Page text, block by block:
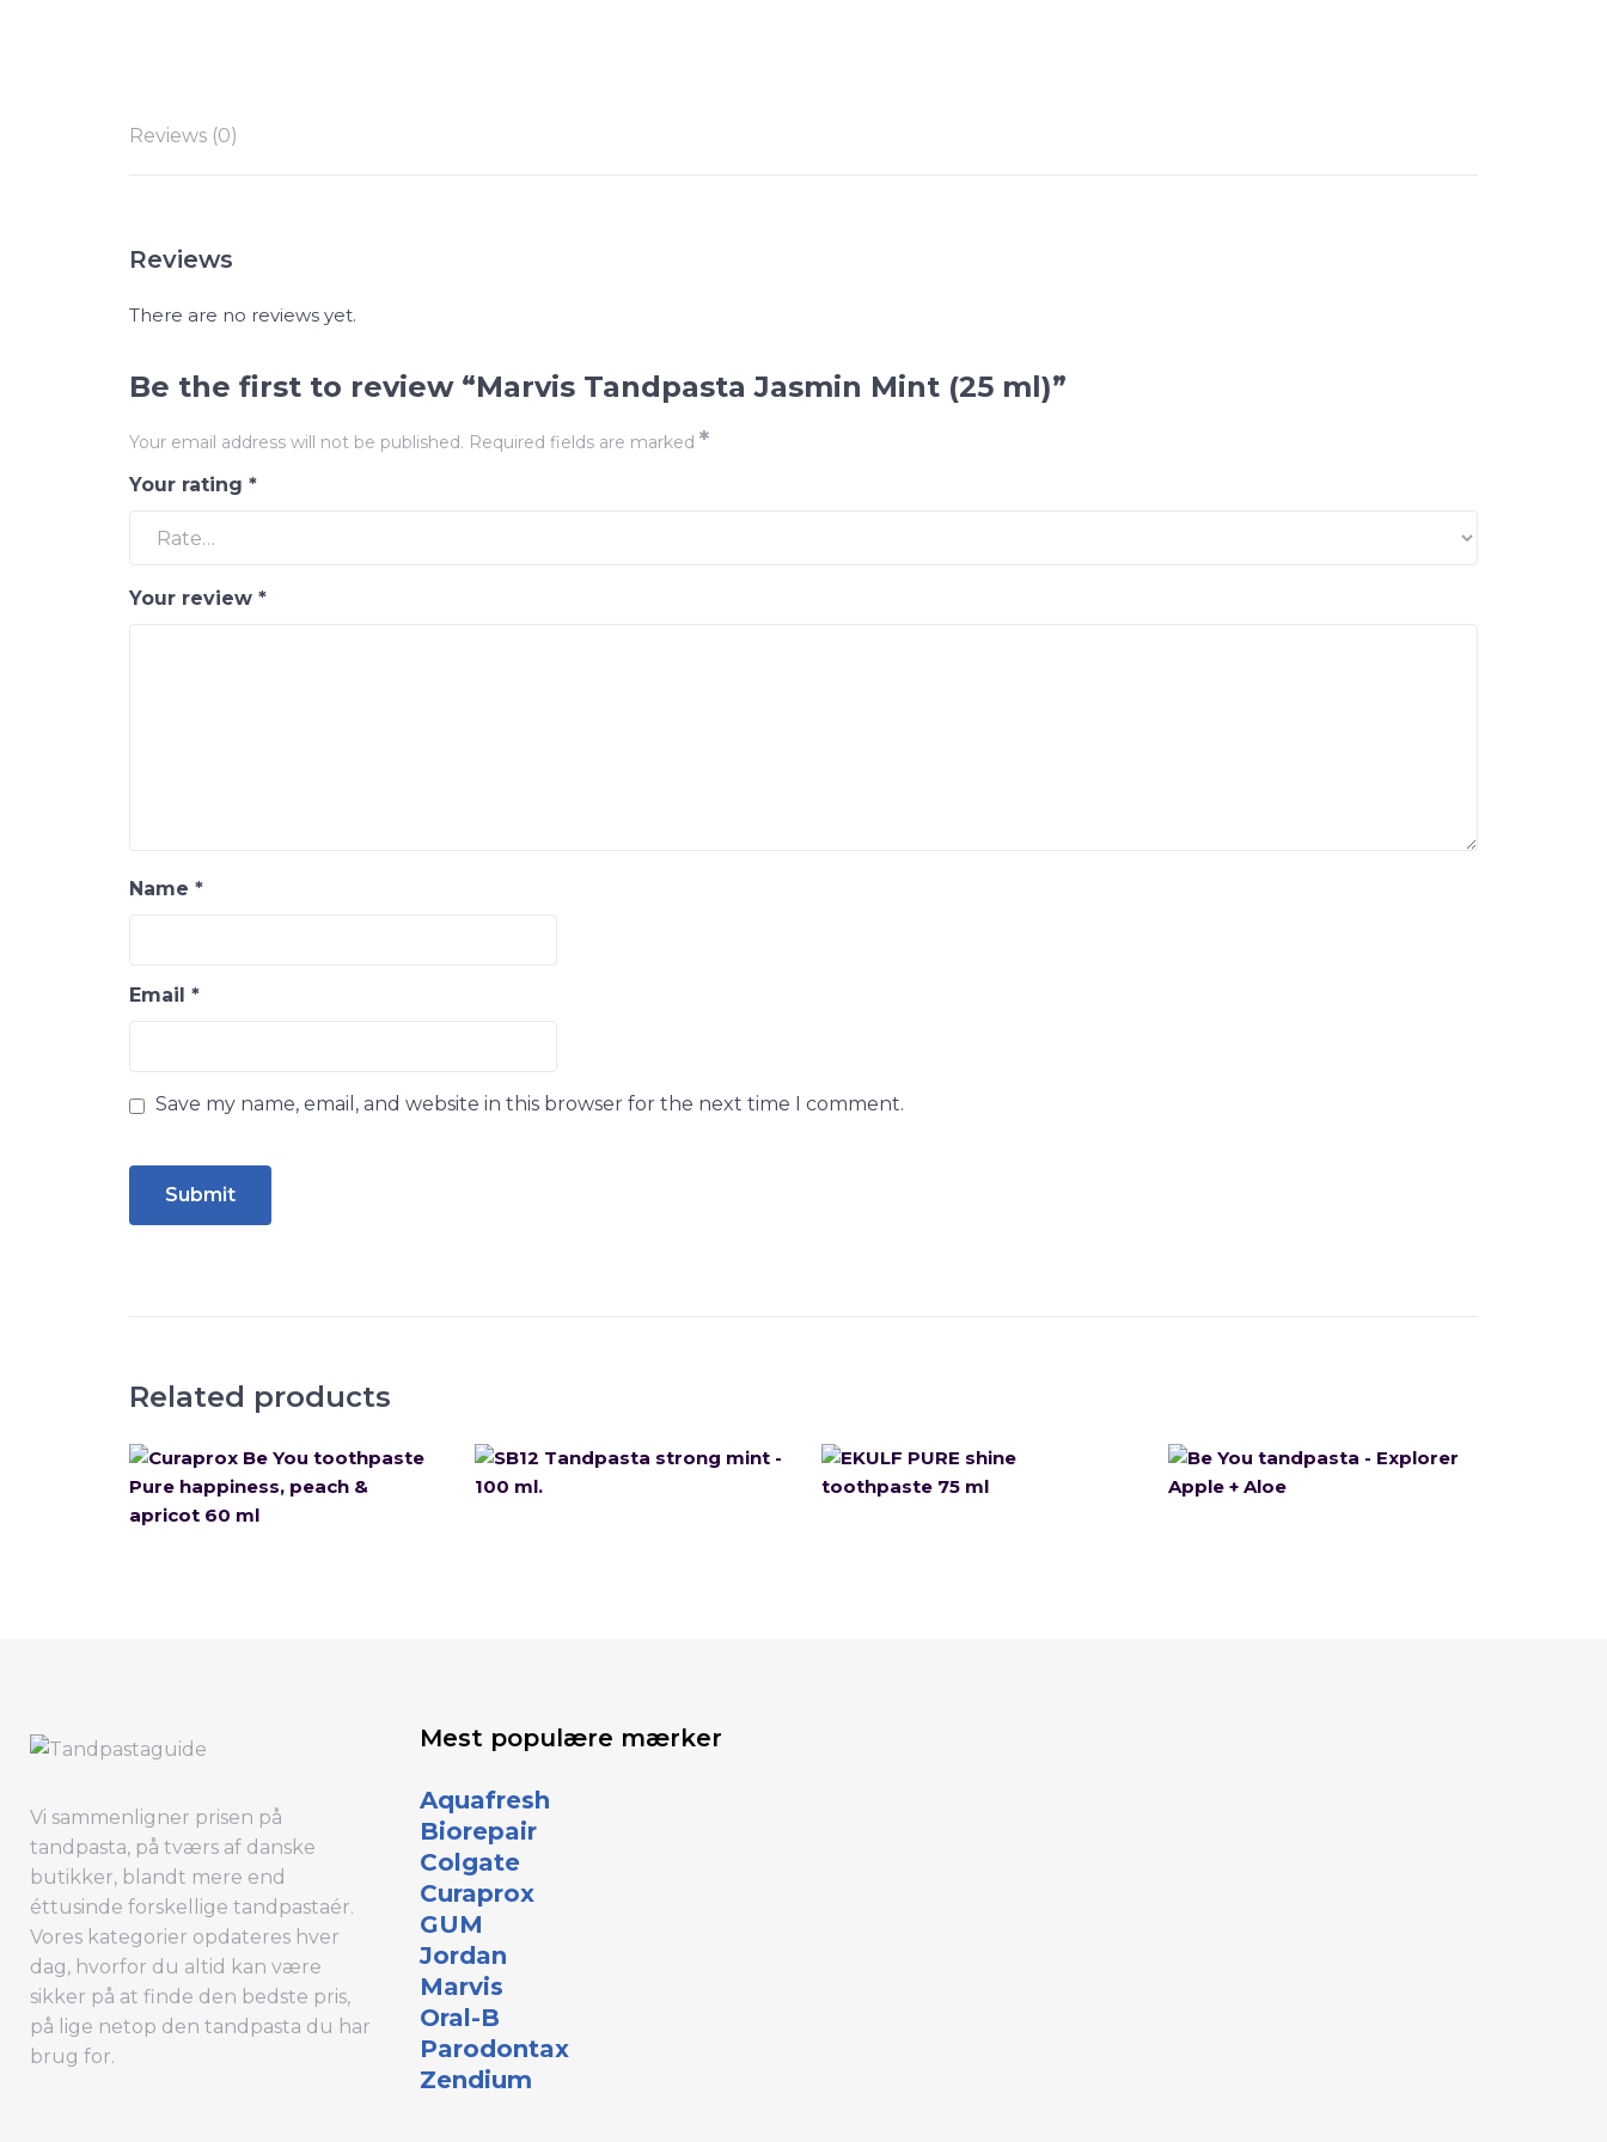
Reviews (0)
Reviews
There are no reviews yet.
Be the first to review “Marvis Tandpasta Jasmin Mint (25 ml)”
Your email address will not be published. Required fields are marked *
Your rating *
Your review *
Name *
Email *
Save my name, email, and website in this browser for the next time I comment.
Related products
Vi sammenligner prisen på
tandpasta, på tværs af danske
butikker, blandt mere end
éttusinde forskellige tandpastaér.
Vores kategorier opdateres hver
dag, hvorfor du altid kan være
sikker på at finde den bedste pris,
på lige netop den tandpasta du har
brug for.
Mest populære mærker
Aquafresh
Biorepair
Colgate
Curaprox
GUM
Jordan
Marvis
Oral-B
Parodontax
Zendium